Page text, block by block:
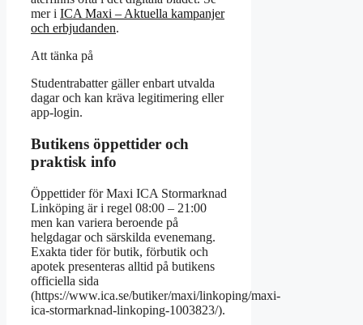
mer i ICA Maxi – Aktuella kampanjer
och erbjudanden.
Att tänka på
Studentrabatter gäller enbart utvalda
dagar och kan kräva legitimering eller
app-login.
Butikens öppettider och
praktisk info
Öppettider för Maxi ICA Stormarknad
Linköping är i regel 08:00 – 21:00
men kan variera beroende på
helgdagar och särskilda evenemang.
Exakta tider för butik, förbutik och
apotek presenteras alltid på butikens
officiella sida
(https://www.ica.se/butiker/maxi/linkoping/maxi-
ica-stormarknad-linkoping-1003823/).